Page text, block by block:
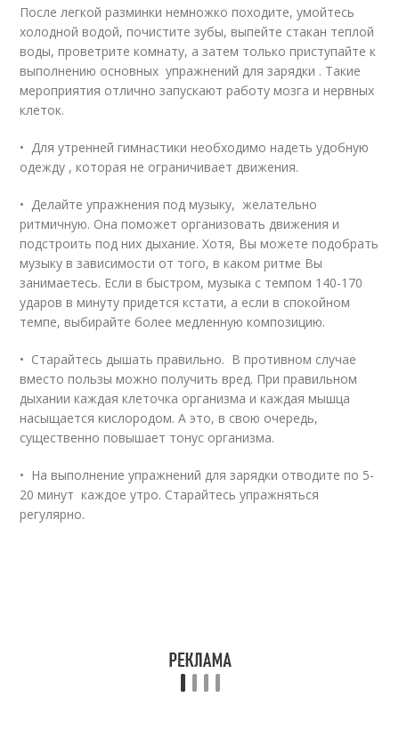
После легкой разминки немножко походите, умойтесь
холодной водой, почистите зубы, выпейте стакан теплой
воды, проветрите комнату, а затем только приступайте к
выполнению основных упражнений для зарядки . Такие
мероприятия отлично запускают работу мозга и нервных
клеток.
• Для утренней гимнастики необходимо надеть удобную
одежду , которая не ограничивает движения.
• Делайте упражнения под музыку, желательно
ритмичную. Она поможет организовать движения и
подстроить под них дыхание. Хотя, Вы можете подобрать
музыку в зависимости от того, в каком ритме Вы
занимаетесь. Если в быстром, музыка с темпом 140-170
ударов в минуту придется кстати, а если в спокойном
темпе, выбирайте более медленную композицию.
• Старайтесь дышать правильно. В противном случае
вместо пользы можно получить вред. При правильном
дыхании каждая клеточка организма и каждая мышца
насыщается кислородом. А это, в свою очередь,
существенно повышает тонус организма.
• На выполнение упражнений для зарядки отводите по 5-
20 минут каждое утро. Старайтесь упражняться
регулярно.